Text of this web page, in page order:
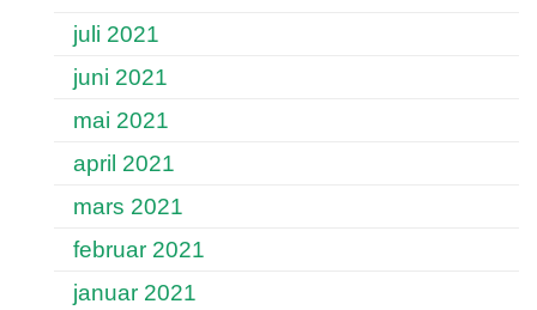
juli 2021
juni 2021
mai 2021
april 2021
mars 2021
februar 2021
januar 2021